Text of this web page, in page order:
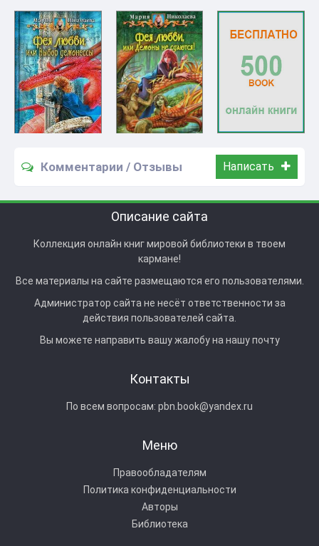
Комментарии / Отзывы Написать
Описание сайта
Коллекция онлайн книг мировой библиотеки в твоем
кармане!
Все материалы на сайте размещаются его пользователями.
Администратор сайта не несёт ответственности за
действия пользователей сайта.
Вы можете направить вашу жалобу на нашу почту
Контакты
По всем вопросам: pbn.book@yandex.ru
Меню
Правообладателям
Политика конфиденциальности
Авторы
Библиотека